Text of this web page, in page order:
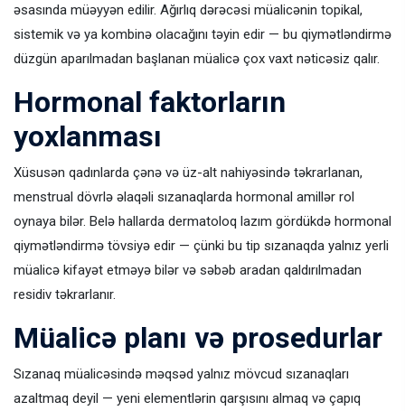
əsasında müəyyən edilir. Ağırlıq dərəcəsi müalicənin topikal,
sistemik və ya kombinə olacağını təyin edir — bu qiymətləndirmə
düzgün aparılmadan başlanan müalicə çox vaxt nəticəsiz qalır.
Hormonal faktorların
yoxlanması
Xüsusən qadınlarda çənə və üz-alt nahiyəsində təkrarlanan,
menstrual dövrlə əlaqəli sızanaqlarda hormonal amillər rol
oynaya bilər. Belə hallarda dermatoloq lazım gördükdə hormonal
qiymətləndirmə tövsiyə edir — çünki bu tip sızanaqda yalnız yerli
müalicə kifayət etməyə bilər və səbəb aradan qaldırılmadan
residiv təkrarlanır.
Müalicə planı və prosedurlar
Sızanaq müalicəsində məqsəd yalnız mövcud sızanaqları
azaltmaq deyil — yeni elementlərin qarşısını almaq və çapıq